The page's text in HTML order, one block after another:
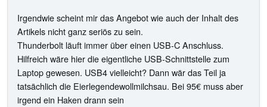
Irgendwie scheint mir das Angebot wie auch der Inhalt des
Artikels nicht ganz seriös zu sein.
Thunderbolt läuft immer über einen USB-C Anschluss.
Hilfreich wäre hier die eigentliche USB-Schnittstelle zum
Laptop gewesen. USB4 vielleicht? Dann wär das Teil ja
tatsächlich die Eierlegendewollmilchsau. Bei 95€ muss aber
irgend ein Haken drann sein